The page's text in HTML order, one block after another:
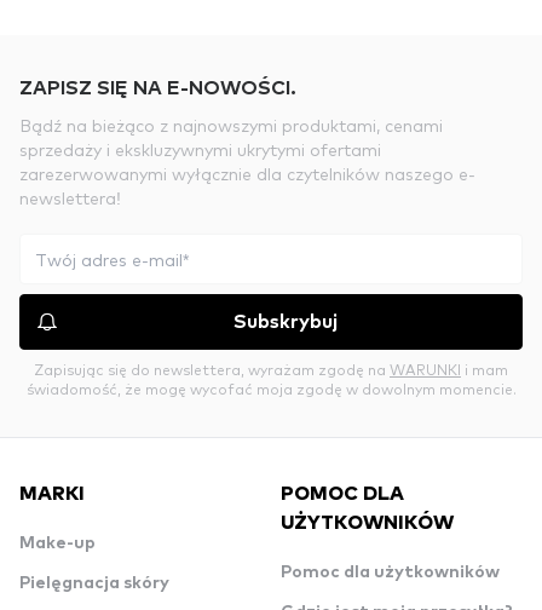
ZAPISZ SIĘ NA E-NOWOŚCI.
Bądź na bieżąco z najnowszymi produktami, cenami
sprzedaży i ekskluzywnymi ukrytymi ofertami
zarezerwowanymi wyłącznie dla czytelników naszego e-
newslettera!
Subskrybuj
Zapisując się do newslettera, wyrażam zgodę na WARUNKI i mam
świadomość, że mogę wycofać moja zgodę w dowolnym momencie.
MARKI
Make-up
Pielęgnacja skóry
POMOC DLA
UŻYTKOWNIKÓW
Pomoc dla użytkowników